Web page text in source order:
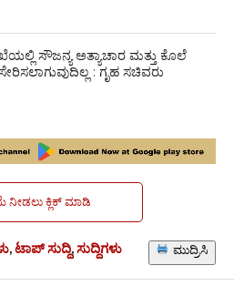
ಸೌಜನ್ಯ ಅತ್ಯಾಚಾರ ಮತ್ತು ಕೊಲೆ
: ಗೃಹ ಸಚಿವರು
ನೀಡಲು ಕ್ಲಿಕ್ ಮಾಡಿ
, ಟಾಪ್ ಸುದ್ದಿ, ಸುದ್ದಿಗಳು ಮುದ್ರಿಸಿ